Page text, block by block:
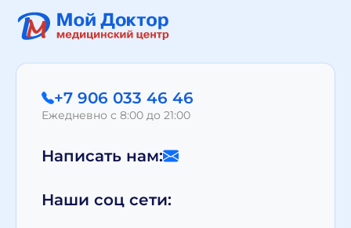
+7 906 033 46 46
Ежедневно с 8:00 до 21:00
Написать нам:
Наши соц сети: